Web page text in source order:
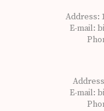
Address:
E-mail:
E-mail: